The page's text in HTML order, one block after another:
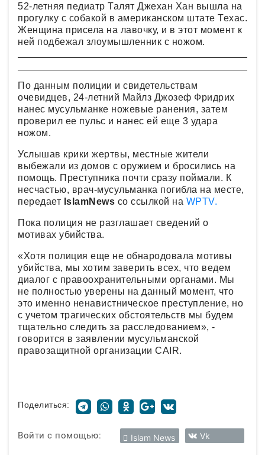
52-летняя педиатр Талят Джехан Хан вышла на
прогулку с собакой в американском штате Техас.
Женщина присела на лавочку, и в этот момент к
ней подбежал злоумышленник с ножом.
По данным полиции и свидетельствам
очевидцев, 24-летний Майлз Джозеф Фридрих
нанес мусульманке ножевые ранения, затем
проверил ее пульс и нанес ей еще 3 удара
ножом.
Услышав крики жертвы, местные жители
выбежали из домов с оружием и бросились на
помощь. Преступника почти сразу поймали. К
несчастью, врач-мусульманка погибла на месте,
передает IslamNews со ссылкой на WPTV.
Пока полиция не разглашает сведений о
мотивах убийства.
«Хотя полиция еще не обнародовала мотивы
убийства, мы хотим заверить всех, что ведем
диалог с правоохранительными органами. Мы
не полностью уверены на данный момент, что
это именно ненавистническое преступление, но
с учетом трагических обстоятельств мы будем
тщательно следить за расследованием», -
говорится в заявлении мусульманской
правозащитной организации CAIR.
Поделиться:
Войти с помощью: Islam News Vk